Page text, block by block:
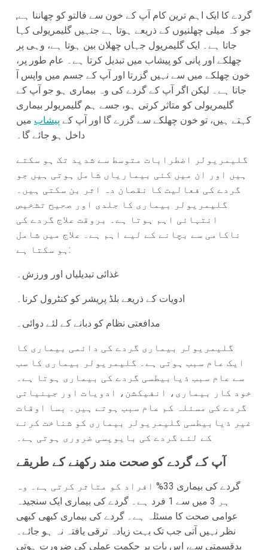
گردے کا ایک اہم ترین کام آپ کے خون سے فالتو کو چھاننا ہے,
جو کہ میلی چھلنیوں کے ذریعے ہوتا ہے جنہیں گلیمریولی کہا
جاتا ہے۔ ایک گلیمریول جہاں چھلان بین ہوتا ہے، وہی پر
چھلکے اور پانی کو پیشاب میں تبدیل کرتا ہے۔ عام طور پر،
خون چھلکے میں سے نہیں گزرتا اور آپ کے جسم میں واپس آ
جاتا ہے۔ لیکن اگر آپ کے گردے کی وہ بیماری ہو جو آپ کے
گلیمریولی کو متاثر کرتی ہو، جسے ہم گلیمریولر بیماری
کہتے ہیں، تو خون چھلکے سے گزرے گا اور آپ کے پیشاب میں
داخل ہو جائے گا۔
گلیمریولر اضطرابات متوسط سے شدید تک ہو سکتے
ہیں اور ان میں کئی بیماریاں شامل ہوتی ہیں جو
گردے کی فعالیت کا نقصان دہ اثر بن سکتی ہیں۔
گلیمریولر بیماری کا جلدی اور صحیح تشخیص
انتہائی اہم ہوتا ہے۔ بروقت علاج گردے کی
ناکامی سے بچانے کے لیے اہم ہے۔ علاج میں شامل
ہو سکتا ہے:
غذائی تبدیلیاں اور ورزش۔
ادویات کے ذریعے بلڈ پریشر کو کنٹرول کرنا۔
مدافعتی نظام کو دبانے کے لئے دوائی۔
گلیمریولر بیماری گردے کی دائمی بیماری کا
ایک عام سبب ہوتی ہے۔ گلیمریولر بیماری کا سب
سے عام سبب ذیابیطسی گردے کی بیماری ہوتا ہے۔
خود کار بیماری، انفیکشن، ادویات اور جینیاتی
گردے کی مسئلہ کم عام سبب ہوتے ہیں۔ بسا اوقات
غیر ذیابیطسی گلیمریولر بیماری کو شناخت کرنے
کے لئے گردے کی بایوپسی ضروری ہوتی ہے۔
آپ کے گردے کو صحت مند رکھنے کے طریقے
گردے کی بیماری 33% افراد کو متاثر کرتی ہے۔ وہ
ہر 3 میں سے 1 فرد ہے۔ گردے کی بیماری ایک سنجیدہ
عوامی صحت کا مسئلہ ہے۔ گردے کی بیماری کبھی کبھی
نظر نہیں آتی جب تک بہت زیادہ ترقی یافتہ نہ ہو جائے۔
بدقسمتی سے، اس بات پر حکمت عملی کی ضرورت ہوتی